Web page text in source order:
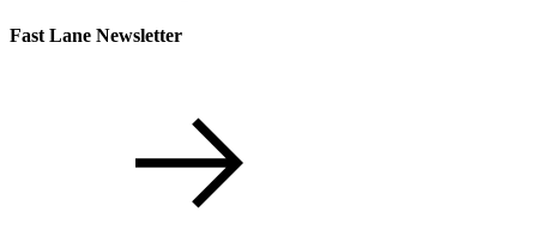
Fast Lane Newsletter